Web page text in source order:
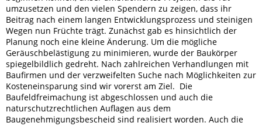
umzusetzen und den vielen Spendern zu zeigen, dass ihr
Beitrag nach einem langen Entwicklungsprozess und steinigen
Wegen nun Früchte trägt. Zunächst gab es hinsichtlich der
Planung noch eine kleine Änderung. Um die mögliche
Geräuschbelästigung zu minimieren, wurde der Baukörper
spiegelbildlich gedreht. Nach zahlreichen Verhandlungen mit
Baufirmen und der verzweifelten Suche nach Möglichkeiten zur
Kosteneinsparung sind wir vorerst am Ziel. Die
Baufeldfreimachung ist abgeschlossen und auch die
naturschutzrechtlichen Auflagen aus dem
Baugenehmigungsbescheid sind realisiert worden. Auch die